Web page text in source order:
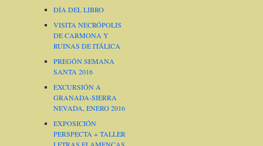
DÍA DEL LIBRO
VISITA NECRÓPOLIS
DE CARMONA Y
RUINAS DE ITÁLICA
PREGÓN SEMANA
SANTA 2016
EXCURSIÓN A
GRANADA-SIERRA
NEVADA, ENERO 2016
EXPOSICIÓN
PERSPECTA + TALLER